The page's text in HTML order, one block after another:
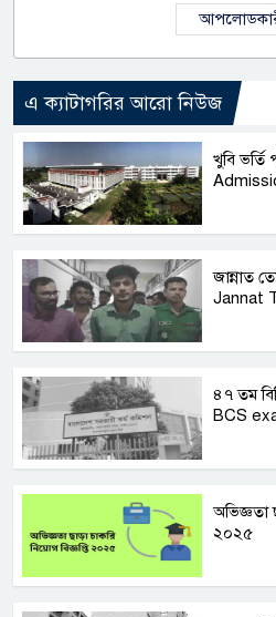
এ ক্যাটাগরির আরো নিউজ
খুবি
জান্নাত
Jannat
৪৭ তম
BCS
অভিজ্ঞতা
২০২৫